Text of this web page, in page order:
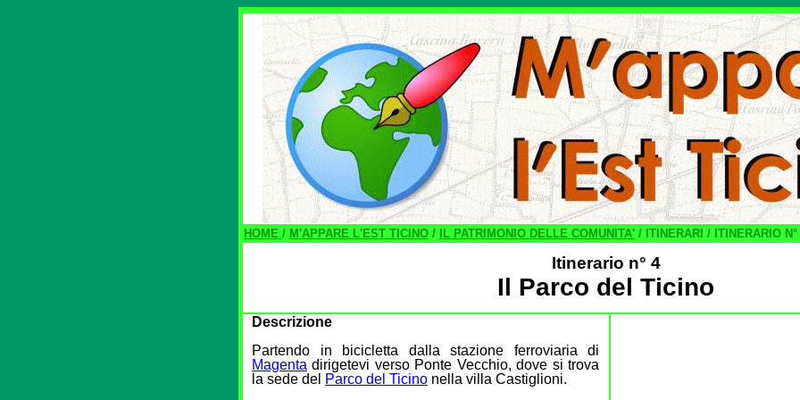
HOME / M'APPARE L'EST TICINO / IL PATRIMONIO DELLE COMUNITA' / ITINERARI / ITINERARIO N°
Itinerario n° 4
Il Parco del Ticino
Descrizione
Partendo in bicicletta dalla stazione ferroviaria di
Magenta dirigetevi verso Ponte Vecchio, dove si trova
la sede del Parco del Ticino nella villa Castiglioni.